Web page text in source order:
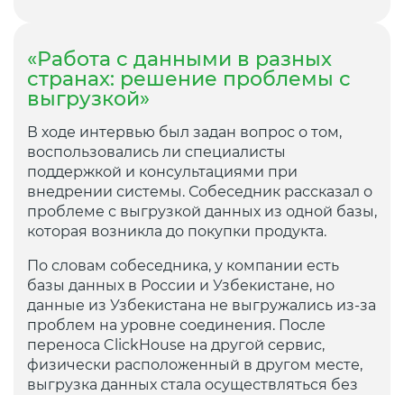
«Работа с данными в разных
странах: решение проблемы с
выгрузкой»
В ходе интервью был задан вопрос о том,
воспользовались ли специалисты
поддержкой и консультациями при
внедрении системы. Собеседник рассказал о
проблеме с выгрузкой данных из одной базы,
которая возникла до покупки продукта.
По словам собеседника, у компании есть
базы данных в России и Узбекистане, но
данные из Узбекистана не выгружались из-за
проблем на уровне соединения. После
переноса ClickHouse на другой сервис,
физически расположенный в другом месте,
выгрузка данных стала осуществляться без